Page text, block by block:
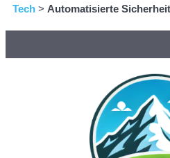
Tech > Automatisierte